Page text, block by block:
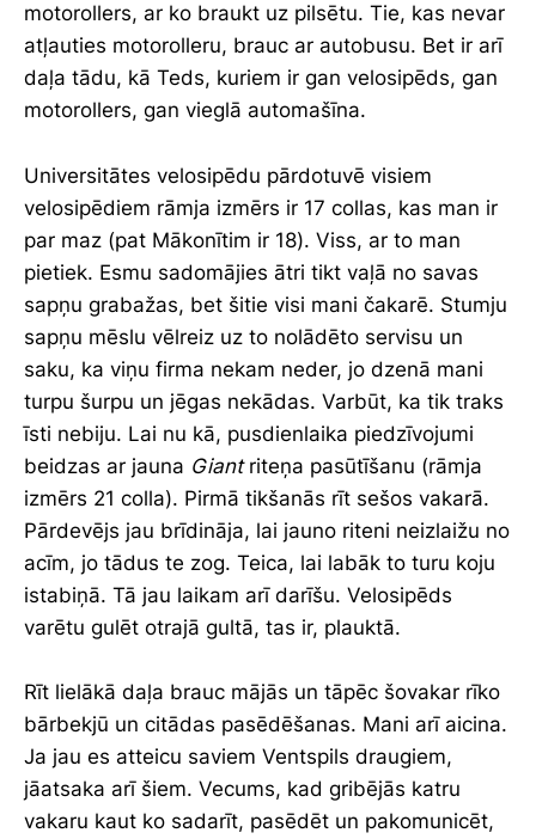
motorollers, ar ko braukt uz pilsētu. Tie, kas nevar
atļauties motorolleru, brauc ar autobusu. Bet ir arī
daļa tādu, kā Teds, kuriem ir gan velosipēds, gan
motorollers, gan vieglā automašīna.
Universitātes velosipēdu pārdotuvē visiem
velosipēdiem rāmja izmērs ir 17 collas, kas man ir
par maz (pat Mākonītim ir 18). Viss, ar to man
pietiek. Esmu sadomājies ātri tikt vaļā no savas
sapņu grabažas, bet šitie visi mani čakarē. Stumju
sapņu mēslu vēlreiz uz to nolādēto servisu un
saku, ka viņu firma nekam neder, jo dzenā mani
turpu šurpu un jēgas nekādas. Varbūt, ka tik traks
īsti nebiju. Lai nu kā, pusdienlaika piedzīvojumi
beidzas ar jauna Giantriteņa pasūtīšanu (rāmja
izmērs 21 colla). Pirmā tikšanās rīt sešos vakarā.
Pārdevējs jau brīdināja, lai jauno riteni neizlaižu no
acīm, jo tādus te zog. Teica, lai labāk to turu koju
istabiņā. Tā jau laikam arī darīšu. Velosipēds
varētu gulēt otrajā gultā, tas ir, plauktā.
Rīt lielākā daļa brauc mājās un tāpēc šovakar rīko
bārbekjū un citādas pasēdēšanas. Mani arī aicina.
Ja jau es atteicu saviem Ventspils draugiem,
jāatsaka arī šiem. Vecums, kad gribējās katru
vakaru kaut ko sadarīt, pasēdēt un pakomunicēt,